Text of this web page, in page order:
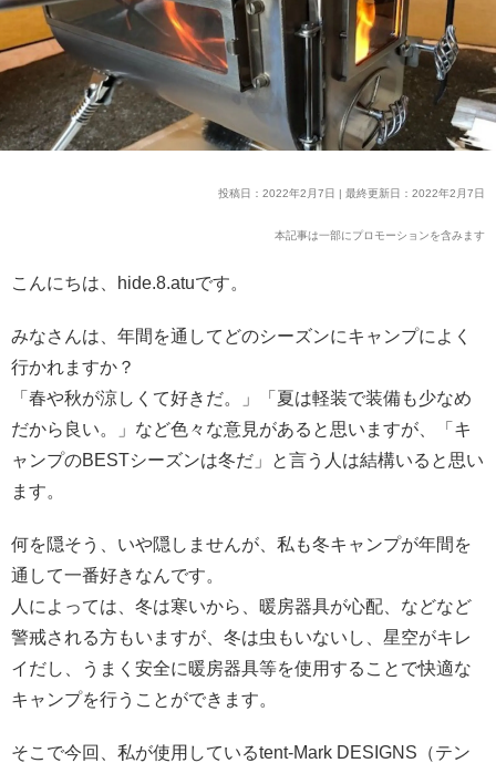
投稿日：2022年2月7日 | 最終更新日：2022年2月7日
本記事は一部にプロモーションを含みます
こんにちは、hide.8.atuです。
みなさんは、年間を通してどのシーズンにキャンプによく
行かれますか？
「春や秋が涼しくて好きだ。」「夏は軽装で装備も少なめ
だから良い。」など色々な意見があると思いますが、「キ
ャンプのBESTシーズンは冬だ」と言う人は結構いると思い
ます。
何を隠そう、いや隠しませんが、私も冬キャンプが年間を
通して一番好きなんです。
人によっては、冬は寒いから、暖房器具が心配、などなど
警戒される方もいますが、冬は虫もいないし、星空がキレ
イだし、うまく安全に暖房器具等を使用することで快適な
キャンプを行うことができます。
そこで今回、私が使用しているtent-Mark DESIGNS（テン